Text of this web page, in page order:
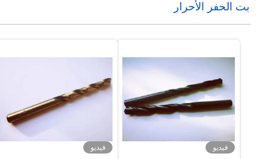
بت الحفر الأحرار
فيديو
فيديو